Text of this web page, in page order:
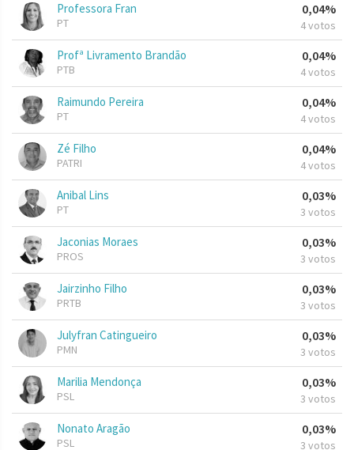
Professora Fran
PT
0,04%
4 votos
Profª Livramento Brandão
PTB
0,04%
4 votos
Raimundo Pereira
PT
0,04%
4 votos
Zé Filho
PATRI
0,04%
4 votos
Anibal Lins
PT
0,03%
3 votos
Jaconias Moraes
PROS
0,03%
3 votos
Jairzinho Filho
PRTB
0,03%
3 votos
Julyfran Catingueiro
PMN
0,03%
3 votos
Marilia Mendonça
PSL
0,03%
3 votos
Nonato Aragão
PSL
0,03%
3 votos